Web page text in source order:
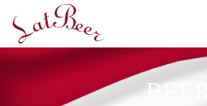
BEER